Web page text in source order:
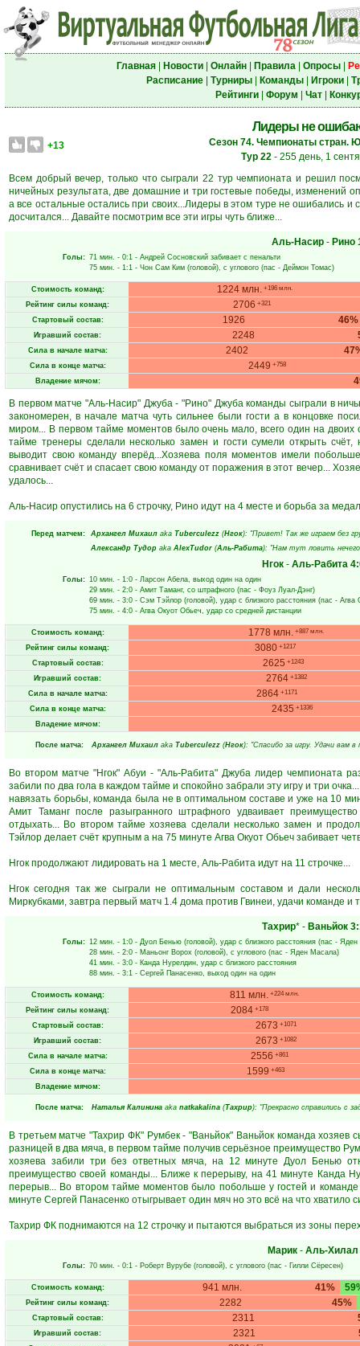
Главная| Новости| Онлайн| Правила| Опросы|
Расписание| Турниры| Команды| Игроки|
Рейтинги| Форум Чат|
Лидеры не
+13
Сезон 74. Чемпионаты стран.
Тур 22 - 255 день, 1
Всем добрый вечер, только что сыграли 22 тур чемпионата и решил
ничейных результата, две домашние и три гостевые победы, изменений
а все остальные остались при своих...Лидеры в этом туре не ошибались
досчитался... Давайте посмотрим все эти игры чуть ближе...
Аль-Насир- Рино
Голы: 71 мин. - 0:1 - Андрей Сосновский забивает с пенальти
75 мин. - 1:1 - Чон Сам Ким (головой), с углового (пас - Деймон Томас)
Стоимость команд: 1224 млн. +196 млн.
Рейтинг силы команд: 2706 +321
Стартовый состав: 46%
1926
Игравший состав: 2248
Сила в начале матча: 2402
Сила в конце матча: 2449 +758
Владение мячом:
В первом матче "Аль-Насир" Джуба - "Рино" Джуба команды сыграли в
закономерен, в начале матча чуть сильнее были гости а в концовке
миром... В первом тайме моментов было очень мало, всего один на двоих
тайме тренеры сделали несколько замен и гости сумели открыть
выводит свою команду вперёд...Хозяева поля моментов имели
сравнивает счёт и спасает свою команду от поражения в этот вечер...
удалось...
Аль-Насир опустились на 6 строчку, Рино идут на 4 месте и борьба за
Перед матчем: Архангел Михаил aka Tuberculezz (Нгок): "Привет! Так же играем без
Александр Тудор aka AlexTudor (Аль-Рабита): "Нам тут ловить
Нгок- Аль-Рабита
Голы: 10 мин. - 1:0 - Ларсон Абела, выход один на один
29 мин. - 2:0 - Амит Таманг, со штрафного (пас - Фоуз Луал-Дэнг)
69 мин. - 3:0 - Сэм Тэйлор (головой), удар с близкого расстояния (пас - Агва
75 мин. - 4:0 - Агва Окуот Обьеч, удар со средней дистанции
Стоимость команд: 1778 млн. +887 млн.
Рейтинг силы команд: 3080 +1217
Стартовый состав: 2625 +1243
Игравший состав: 2764 +1382
Сила в начале матча: 2864 +1171
Сила в конце матча: 2435 +1336
Владение мячом:
После матча: Архангел Михаил aka Tuberculezz (Нгок): "Спасибо за игру. Удачи вам
Во втором матче "Нгок" Абуи - "Аль-Рабита" Джуба лидер чемпионата
забили по два гола в каждом тайме и спокойно забрали эту игру и три
навязать борьбы, команда была не в оптимальном составе и уже на 10
Амит Таманг после разыгранного штрафного удваивает
отдыхать... Во втором тайме хозяева сделали несколько замен и
Тэйлор делает счёт крупным а на 75 минуте Агва Окуот Обьеч забивает
Нгок продолжают лидировать на 1 месте, Аль-Рабита идут на 11 строчке...
Нгок сегодня так же сыграли не оптимальным составом и дали
Миркубками, завтра первый матч 1.4 дома против Гвинеи, удачи команде и
Тахрир* - Ваньйок
Голы: 12 мин. - 1:0 - Дуол Бенью (головой), удар с близкого расстояния (пас - Яден
28 мин. - 2:0 - Маньонг Ворох (головой), с углового (пас - Яден Масала)
41 мин. - 3:0 - Канда Нурелдин, удар с близкого расстояния
88 мин. - 3:1 - Сергей Панасенко, выход один на один
Стоимость команд: 811 млн. +224 млн.
Рейтинг силы команд: 2084 +178
Стартовый состав: 2673 +1071
Игравший состав: 2673 +1082
Сила в начале матча: 2556 +861
Сила в конце матча: 1599 +463
Владение мячом:
После матча: Наталья Калинина aka natkakalina (Тахрир): "Прекрасно справились с
В третьем матче "Тахрир ФК" Румбек - "Ваньйок" Ваньйок команда
разницей в два мяча, в первом тайме получив серьёзное преимущество
хозяева забили три без ответных мяча, на 12 минуте Дуол Бенью
преимущество своей команды... Ближе к перерыву, на 41 минуте Канда
перерыв... Во втором тайме моментов было побольше у гостей и
минуте Сергей Панасенко отыгрывает один мяч но это всё на что хватило
Тахрир ФК поднимаются на 12 строчку и пытаются выбраться из зоны
Марик - Аль-Хилал
Голы: 70 мин. - 0:1 - Роберт Вурубе (головой), с углового (пас - Гилли Сёресен)
Стоимость команд: 41%
941 млн.
Рейтинг силы команд: 45%
2282
Стартовый состав: 2311
Игравший состав: 2321